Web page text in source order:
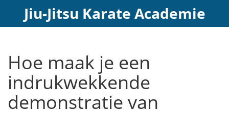
Jiu-Jitsu Karate Academie
Hoe maak je een
indrukwekkende
demonstratie van